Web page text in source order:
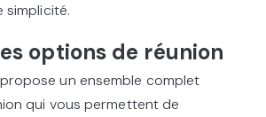
options de réunion
un ensemble complet
qui vous permettent de